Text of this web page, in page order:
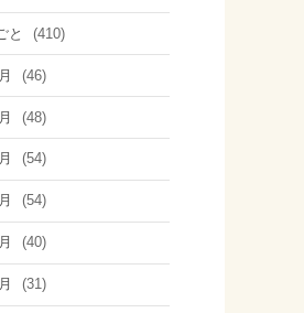
と (410)
(46)
(48)
(54)
(54)
(40)
(31)